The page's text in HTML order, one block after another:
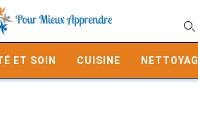
ET SOIN CUISINE